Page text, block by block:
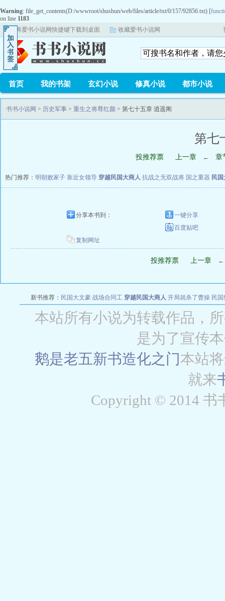
Warning: file_get_contents(D:/wwwroot/shushun/web/files/article/txt/0/157/92856.txt) [
on line 1183
将爱书小说网快捷键下载到桌面
收藏爱书小说网
首页 我的书架 玄幻小说 修真小说 都市小说
书书小说网 > 历史军事 > 重生之将尊红颜 > 第七十五章 逍遥阁
第七
投推荐票 上一章 ← 章
热门推荐： 明朝败家子 靠近女领导 穿越民国大商人 抗战之无双战将 国之重器 民
分享本书到：
一键分享
百度贴吧
复制网址
投推荐票 上一章 ←
新书推荐： 民国大文豪 战场合同工 穿越民国大商人 开局就杀了曹操 民
本站所有小说为转载作品，
是为了宣传
鹅是老五新书造化之门本站
就来
Copyright © 2014 书